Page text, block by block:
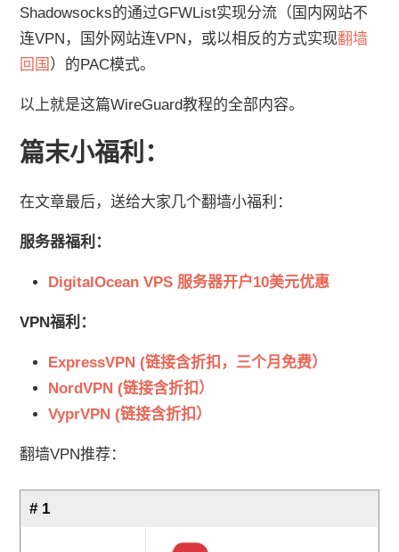
Shadowsocks的通过GFWList实现分流（国内网站不
连VPN，国外网站连VPN，或以相反的方式实现翻墙
回国 ）的PAC模式。
以上就是这篇WireGuard教程的全部内容。
篇末小福利：
在文章最后，送给大家几个翻墙小福利：
服务器福利：
DigitalOcean VPS 服务器开户10美元优惠
VPN福利：
ExpressVPN (链接含折扣，三个月免费）
NordVPN (链接含折扣）
VyprVPN (链接含折扣）
翻墙VPN推荐：
# 1